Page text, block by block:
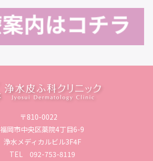
〒810-0022
福岡市中央区薬院4丁目6-9
浄水メディカルビル3F4F
TEL 092-753-8119